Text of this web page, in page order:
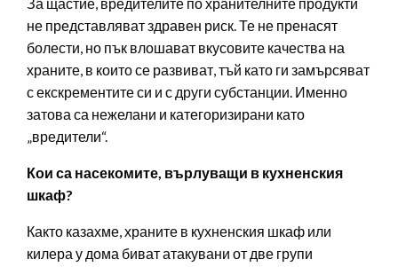
не представляват здравен риск. Те не пренасят
болести, но пък влошават вкусовите качества на
храните, в които се развиват, тъй като ги замърсяват
с екскрементите си и с други субстанции. Именно
затова са нежелани и категоризирани като
„вредители“.
Кои са насекомите, върлуващи в кухненския
шкаф?
Както казахме, храните в кухненския шкаф или
килера у дома биват атакувани от две групи